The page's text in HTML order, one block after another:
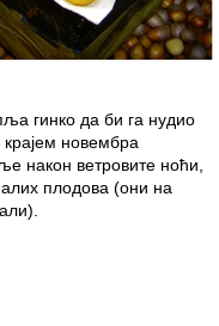
гинко да би га нудио
крајем новембра
након ветровите ноћи,
плодова (они на